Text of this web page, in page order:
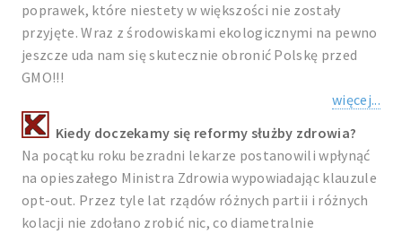
poprawek, które niestety w większości nie zostały
przyjęte. Wraz z środowiskami ekologicznymi na pewno
jeszcze uda nam się skutecznie obronić Polskę przed
GMO!!!
więcej...
Kiedy doczekamy się reformy służby zdrowia?
Na pocątku roku bezradni lekarze postanowili wpłynąć
na opieszałego Ministra Zdrowia wypowiadając klauzule
opt-out. Przez tyle lat rządów różnych partii i różnych
kolacji nie zdołano zrobić nic, co diametralnie